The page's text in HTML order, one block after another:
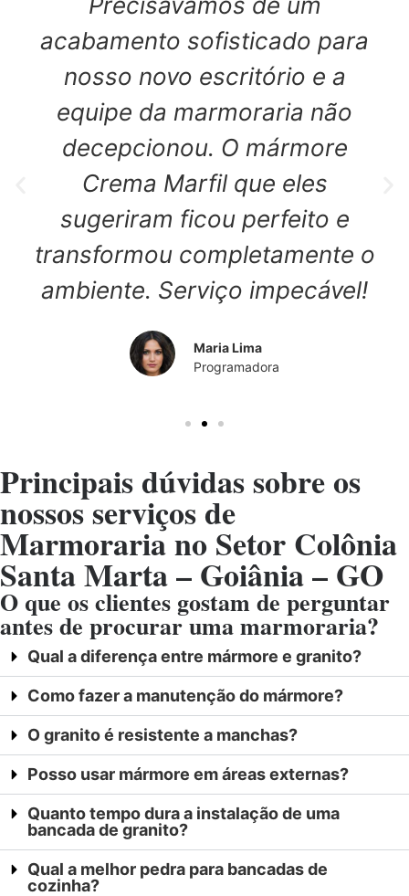
acabamento sofisticado para
nosso novo escritório e a
equipe da marmoraria não
decepcionou. O mármore
Crema Marfil que eles
sugeriram ficou perfeito e
transformou completamente o
ambiente. Serviço impecável!
Maria Lima
Programadora
Principais dúvidas sobre os
nossos serviços de
Marmoraria no Setor Colônia
Santa Marta – Goiânia – GO
O que os clientes gostam de perguntar
antes de procurar uma marmoraria?
Qual a diferença entre mármore e granito?
Como fazer a manutenção do mármore?
O granito é resistente a manchas?
Posso usar mármore em áreas externas?
Quanto tempo dura a instalação de uma
bancada de granito?
Qual a melhor pedra para bancadas de
cozinha?